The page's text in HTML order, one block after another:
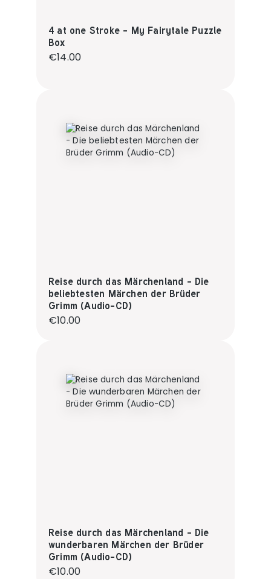
4 at one Stroke - My Fairytale Puzzle
Box
Regular price:
€14.00
Reise durch das Märchenland - Die
beliebtesten Märchen der Brüder
Grimm (Audio-CD)
Regular price:
€10.00
Reise durch das Märchenland - Die
wunderbaren Märchen der Brüder
Grimm (Audio-CD)
Regular price:
€10.00